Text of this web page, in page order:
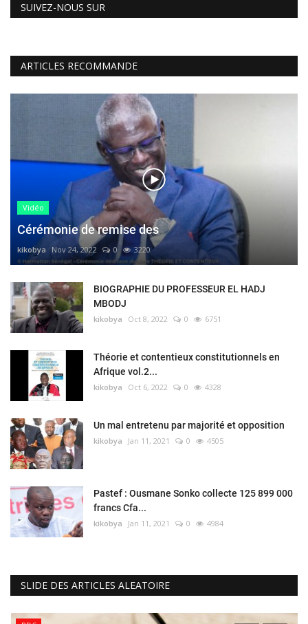
SUIVEZ-NOUS SUR
ARTICLES RECOMMANDE
Vidéo
Cérémonie de remise des
kikobya Nov 24, 2022 0 3220
BIOGRAPHIE DU PROFESSEUR EL HADJ
MBODJ
kikobya Oct 8, 2022 0 6751
Théorie et contentieux constitutionnels en
Afrique vol.2...
kikobya Oct 6, 2022 0 4328
Un mal entretenu par majorité et opposition
kikobya Jan 11, 2021 0 4505
Pastef : Ousmane Sonko collecte 125 899 000
francs Cfa...
kikobya Jan 11, 2021 0 4984
SLIDE DES ARTICLES ALEATOIRE